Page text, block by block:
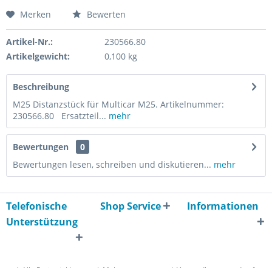
Merken Bewerten
Artikel-Nr.:
230566.80
Artikelgewicht:
0,100 kg
Beschreibung
M25 Distanzstück für Multicar M25. Artikelnummer:
230566.80 Ersatzteil... mehr
Bewertungen
0
Bewertungen lesen, schreiben und diskutieren... mehr
Telefonische
Unterstützung
Shop Service Informationen